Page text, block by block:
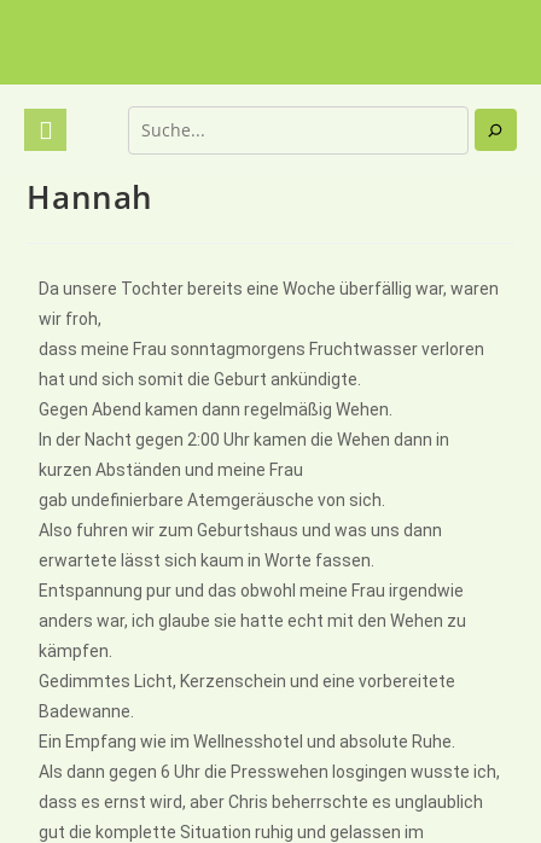
Hannah
Da unsere Tochter bereits eine Woche überfällig war, waren
wir froh,
dass meine Frau sonntagmorgens Fruchtwasser verloren
hat und sich somit die Geburt ankündigte.
Gegen Abend kamen dann regelmäßig Wehen.
In der Nacht gegen 2:00 Uhr kamen die Wehen dann in
kurzen Abständen und meine Frau
gab undefinierbare Atemgeräusche von sich.
Also fuhren wir zum Geburtshaus und was uns dann
erwartete lässt sich kaum in Worte fassen.
Entspannung pur und das obwohl meine Frau irgendwie
anders war, ich glaube sie hatte echt mit den Wehen zu
kämpfen.
Gedimmtes Licht, Kerzenschein und eine vorbereitete
Badewanne.
Ein Empfang wie im Wellnesshotel und absolute Ruhe.
Als dann gegen 6 Uhr die Presswehen losgingen wusste ich,
dass es ernst wird, aber Chris beherrschte es unglaublich
gut die komplette Situation ruhig und gelassen im